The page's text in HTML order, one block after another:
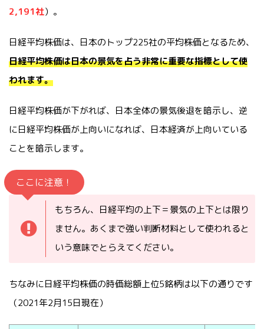
2,191社）。
日経平均株価は、日本のトップ225社の平均株価となるため、
日経平均株価は日本の景気を占う非常に重要な指標として使
われます。
日経平均株価が下がれば、日本全体の景気後退を暗示し、逆
に日経平均株価が上向いになれば、日本経済が上向いている
ことを暗示します。
ここに注意！
もちろん、日経平均の上下＝景気の上下とは限り
ません。あくまで強い判断材料として使われると
いう意味でとらえてください。
ちなみに日経平均株価の時価総額上位5銘柄は以下の通りです
（2021年2月15日現在）